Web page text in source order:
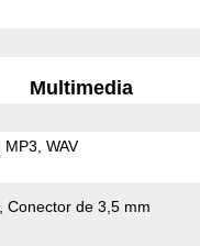
Multimedia
MP3 WAV
Conector de 3,5 mm